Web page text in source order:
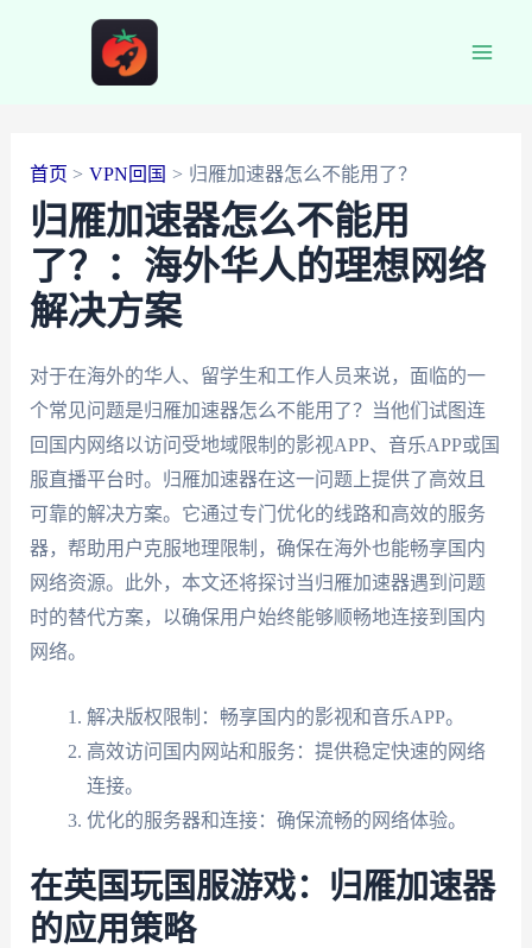
首页 VPN回国 归雁加速器怎么不能用了？
归雁加速器怎么不能用
了？：海外华人的理想网络
解决方案
对于在海外的华人、留学生和工作人员来说，面临的一
个常见问题是归雁加速器怎么不能用了？当他们试图连
回国内网络以访问受地域限制的影视APP、音乐APP或国
服直播平台时。归雁加速器在这一问题上提供了高效且
可靠的解决方案。它通过专门优化的线路和高效的服务
器，帮助用户克服地理限制，确保在海外也能畅享国内
网络资源。此外，本文还将探讨当归雁加速器遇到问题
时的替代方案，以确保用户始终能够顺畅地连接到国内
网络。
解决版权限制：畅享国内的影视和音乐APP。
高效访问国内网站和服务：提供稳定快速的网络
连接。
优化的服务器和连接：确保流畅的网络体验。
在英国玩国服游戏：归雁加速器
的应用策略